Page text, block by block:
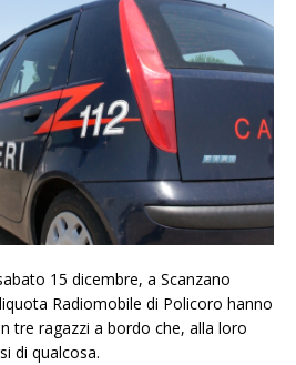
15 dicembre, a Scanzano
Radiomobile di Policoro hanno
tre ragazzi a bordo che, alla loro
di qualcosa.